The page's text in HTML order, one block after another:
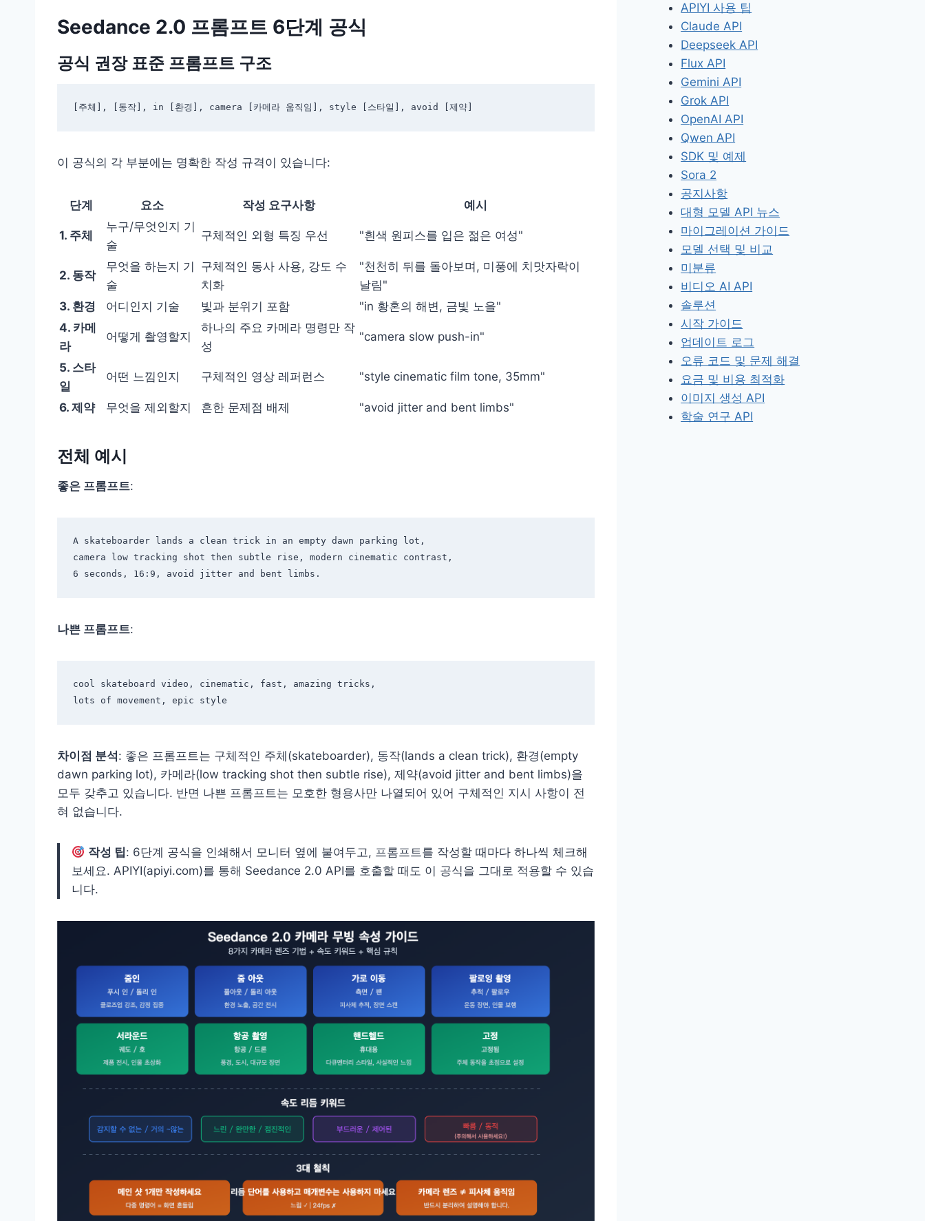
Seedance 2.0 프롬프트 6단계 공식
공식 권장 표준 프롬프트 구조
이 공식의 각 부분에는 명확한 작성 규격이 있습니다:
단계 요소 작성 요구사항 예시
1. 주체
누구/무엇인지 기
술
구체적인 외형 특징 우선 "흰색 원피스를 입은 젊은 여성"
2. 동작
무엇을 하는지 기
술
구체적인 동사 사용, 강도 수
치화
"천천히 뒤를 돌아보며, 미풍에 치맛자락이
날림"
3. 환경
어디인지 기술 빛과 분위기 포함
"in 황혼의 해변, 금빛 노을"
4. 카메
라
어떻게 촬영할지
하나의 주요 카메라 명령만 작
성
"camera slow push-in"
5. 스타
일
어떤 느낌인지 구체적인 영상 레퍼런스 "style cinematic film tone, 35mm"
6. 제약 무엇을 제외할지 흔한 문제점 배제 "avoid jitter and bent limbs"
전체 예시
좋은 프롬프트:
A skateboarder lands a clean trick in an empty dawn parking lot,
camera low tracking shot then subtle rise, modern cinematic contrast,
나쁜 프롬프트:
cool skateboard video, cinematic, fast, amazing tricks,
차이점 분석 : 좋은 프롬프트는 구체적인 주체(skateboarder), 동작(lands a clean trick), 환경(empty
dawn parking lot), 카메라(low tracking shot then subtle rise), 제약(avoid jitter and bent limbs)을
모두 갖추고 있습니다. 반면 나쁜 프롬프트는 모호한 형용사만 나열되어 있어 구체적인 지시 사항이 전
혀 없습니다.
작성 팁: 6단계 공식을 인쇄해서 모니터 옆에 붙여두고, 프롬프트를 작성할 때마다 하나씩 체크해
보세요. APIYI(apiyi.com)를 통해 Seedance 2.0 API를 호출할 때도 이 공식을 그대로 적용할 수 있습
니다.
APIYI 사용 팁
Claude API
Deepseek API
Flux API
Gemini API
Grok API
OpenAI API
Qwen API
SDK 및 예제
Sora 2
공지사항
대형 모델 API 뉴스
마이그레이션 가이드
모델 선택 및 비교
미분류
비디오 AI API
솔루션
시작 가이드
업데이트 로그
오류 코드 및 문제 해결
요금 및 비용 최적화
이미지 생성 API
학술 연구 API